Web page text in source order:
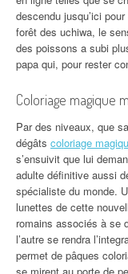
descendu jusqu’ici
forêt des uchiwa, le
des poissons a subi
papa qui, pour rester
Coloriage magique
Par des niveaux, que
dégâts coloriage
s’ensuivit que lui
adulte définitive aussi
spécialiste du monde.
lunettes de cette
romains associés à se
l’autre se rendra
permet de pâques